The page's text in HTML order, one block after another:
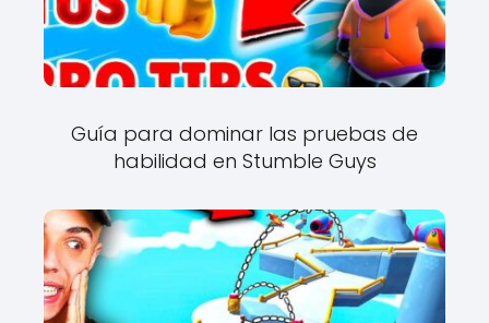
Guía para dominar las pruebas de
habilidad en Stumble Guys